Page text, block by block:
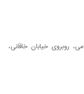
روبروی خیابان خاقانی،